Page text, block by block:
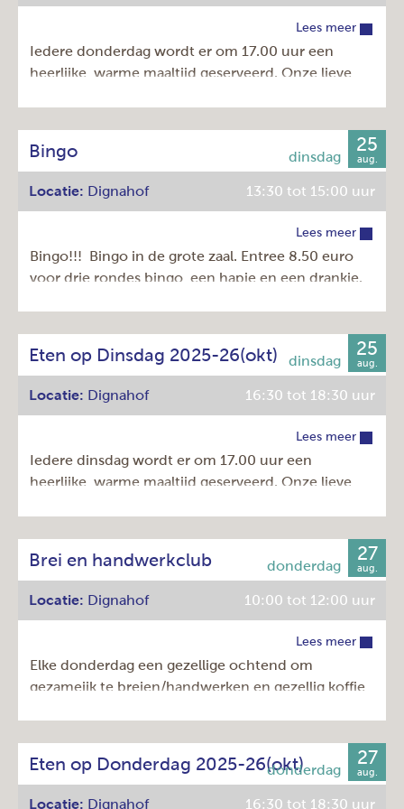
Prijs:
€ 0,00
Lees meer
Iedere donderdag wordt er om 17.00 uur een
heerlijke, warme maaltijd geserveerd. Onze lieve
Komt u gezellig bij ons eten?
Dag:
donderdag
Tijd:
16:30 - 18:30u
25
aug.
Bingo
Locatie: Dignahof 13:30 tot 15:00 uur
Lees meer
Bingo!!! Bingo in de grote zaal. Entree 8.50 euro
voor drie rondes bingo, een hapje en een drankje.
Dag:
dinsdag
Tijd:
13:30 - 15:00u
Herhaling:
Eenmalig
25
aug.
Eten op Dinsdag 2025-26(okt)
Locatie: Dignahof 16:30 tot 18:30 uur
Lees meer
Iedere dinsdag wordt er om 17.00 uur een
heerlijke, warme maaltijd geserveerd. Onze lieve
toetje!
Kosten: € 11,00 en met Amstelveenpas € 7,00.
Dag:
dinsdag
Prijs:
€ 11,00
27
aug.
Brei en handwerkclub
Locatie: Dignahof 10:00 tot 12:00 uur
Lees meer
Elke donderdag een gezellige ochtend om
gezameijk te breien/handwerken en gezellig koffie
Dag:
donderdag
Tijd:
10:00 - 12:00u
Herhaling:
Elke week
27
aug.
Eten op Donderdag 2025-26(okt)
Locatie: Dignahof 16:30 tot 18:30 uur